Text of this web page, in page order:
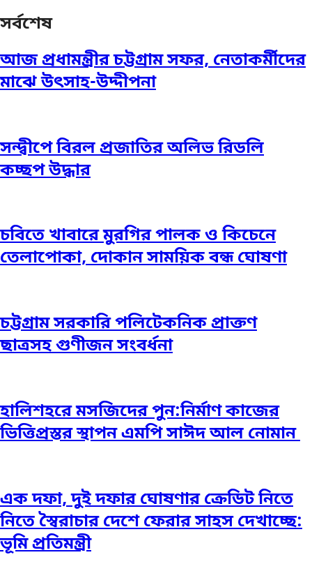
সর্বশেষ
আজ প্রধামন্ত্রীর চট্টগ্রাম সফর, নেতাকর্মীদের
মাঝে উৎসাহ-উদ্দীপনা
সন্দ্বীপে বিরল প্রজাতির অলিভ রিডলি
কচ্ছপ উদ্ধার
চবিতে খাবারে মুরগির পালক ও কিচেনে
তেলাপোকা, দোকান সাময়িক বন্ধ ঘোষণা
চট্টগ্রাম সরকারি পলিটেকনিক প্রাক্তণ
ছাত্রসহ গুণীজন সংবর্ধনা
হালিশহরে মসজিদের পুন:নির্মাণ কাজের
ভিত্তিপ্রস্তর স্থাপন এমপি সাঈদ আল নোমান ‎
এক দফা, দুই দফার ঘোষণার ক্রেডিট নিতে
নিতে স্বৈরাচার দেশে ফেরার সাহস দেখাচ্ছে:
ভূমি প্রতিমন্ত্রী